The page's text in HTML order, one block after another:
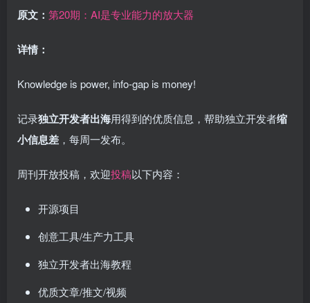
原文： 第20期：AI是专业能力的放大器
详情：
Knowledge is power, info-gap is money!
记录独立开发者出海用得到的优质信息，帮助独立开发者缩
小信息差 ，每周一发布。
周刊开放投稿，欢迎投稿以下内容：
开源项目
创意工具/生产力工具
独立开发者出海教程
优质文章/推文/视频